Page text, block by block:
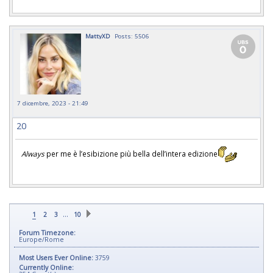
MattyXD Posts: 5506
7 dicembre, 2023 - 21:49
20
Alwaysper me è l’esibizione più bella dell’intera edizione
1 2 3 … 10
Forum Timezone:
Europe/Rome
Most Users Ever Online: 3759
Currently Online: